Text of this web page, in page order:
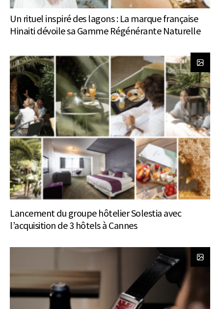
Un rituel inspiré des lagons : La marque française
Hinaiti dévoile sa Gamme Régénérante Naturelle
Lancement du groupe hôtelier Solestia avec
l’acquisition de 3 hôtels à Cannes